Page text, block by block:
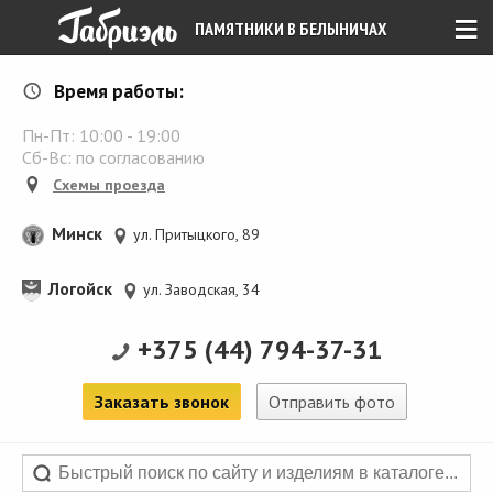
≡
ПАМЯТНИКИ В БЕЛЫНИЧАХ
Время работы:
Пн-Пт: 10:00 - 19:00
Сб-Вс: по согласованию
Схемы проезда
Минск ул. Притыцкого, 89
Логойск ул. Заводская, 34
+375 (44) 794-37-31
Заказать звонок Отправить фото